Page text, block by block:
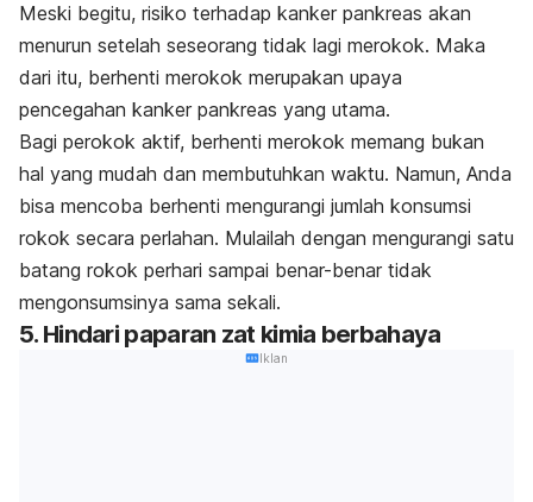
Meski begitu, risiko terhadap kanker pankreas akan
menurun setelah seseorang tidak lagi merokok. Maka
dari itu, berhenti merokok merupakan upaya
pencegahan kanker pankreas yang utama.
Bagi perokok aktif, berhenti merokok memang bukan
hal yang mudah dan membutuhkan waktu. Namun, Anda
bisa mencoba berhenti mengurangi jumlah konsumsi
rokok secara perlahan. Mulailah dengan mengurangi satu
batang rokok perhari sampai benar-benar tidak
mengonsumsinya sama sekali.
5. Hindari paparan zat kimia berbahaya
Iklan